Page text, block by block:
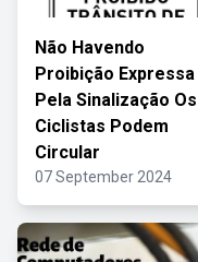
Não Havendo
Proibição Expressa
Pela Sinalização Os
Ciclistas Podem
Circular
07 September 2024